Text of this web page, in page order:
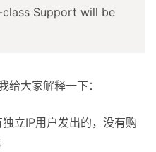
Support will be
给大家解释一下：
立IP用户发出的，没有购